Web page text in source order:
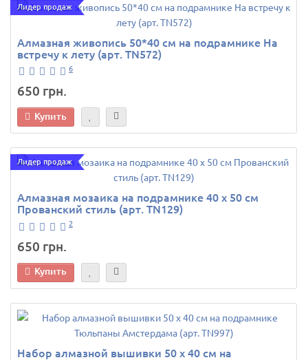
Лидер продаж
Алмазная живопись 50*40 см на подрамнике На
встречу к лету (арт. TN572)
6
650 грн.
Купить
Лидер продаж
Алмазная мозаика на подрамнике 40 х 50 см
Прованский стиль (арт. TN129)
2
650 грн.
Купить
Набор алмазной вышивки 50 х 40 см на